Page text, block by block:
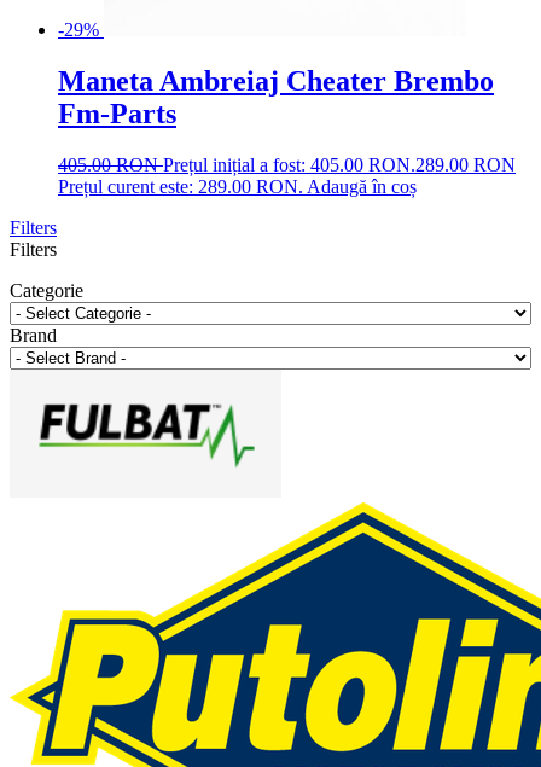
-29%
Maneta Ambreiaj Cheater Brembo
Fm-Parts
405.00RONPrețul inițial a fost: 405.00 RON.289.00 RON
Prețul curent este: 289.00 RON. Adaugă în coș
Filters
Filters
Categorie
Brand